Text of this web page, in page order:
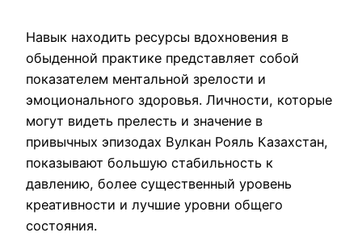
Навык находить ресурсы вдохновения в
обыденной практике представляет собой
показателем ментальной зрелости и
эмоционального здоровья. Личности, которые
могут видеть прелесть и значение в
привычных эпизодах Вулкан Рояль Казахстан,
показывают большую стабильность к
давлению, более существенный уровень
креативности и лучшие уровни общего
состояния.